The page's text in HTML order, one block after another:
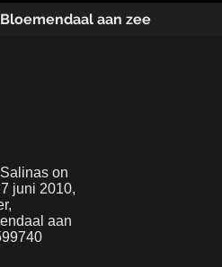
Bloemendaal aan zee